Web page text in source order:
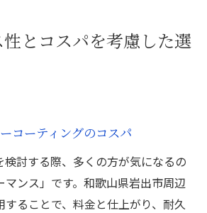
とコスパを考慮した選
コーティングのコスパ
検討する際、多くの方が気になるの
ンス」です。和歌山県岩出市周辺
ることで、料金と仕上がり、耐久